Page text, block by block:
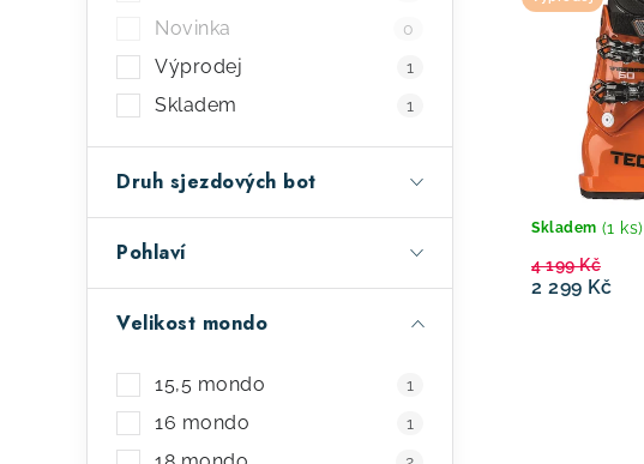
a
n
l
Novinka 0
Výprodej 1
Skladem 1
Druh sjezdových bot
Pohlaví
Velikost mondo
15,5 mondo 1
16 mondo 1
o
d
u
Skladem (1 ks)
2 299 Kč
4 199 Kč